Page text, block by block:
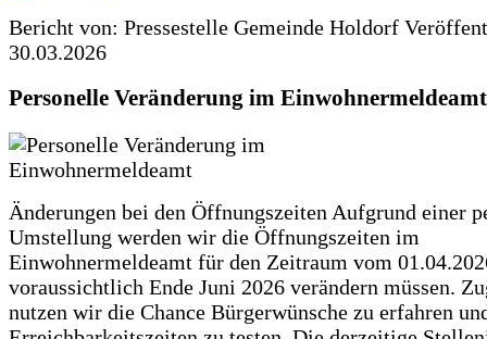
Bericht von: Pressestelle Gemeinde Holdorf
30.03.2026
Personelle Veränderung im Einwohnermeldeamt
Änderungen bei den Öffnungszeiten Aufgrund einer
Umstellung werden wir die Öffnungszeiten im
Einwohnermeldeamt für den Zeitraum vom
voraussichtlich Ende Juni 2026 verändern müssen.
nutzen wir die Chance Bürgerwünsche zu erfahren